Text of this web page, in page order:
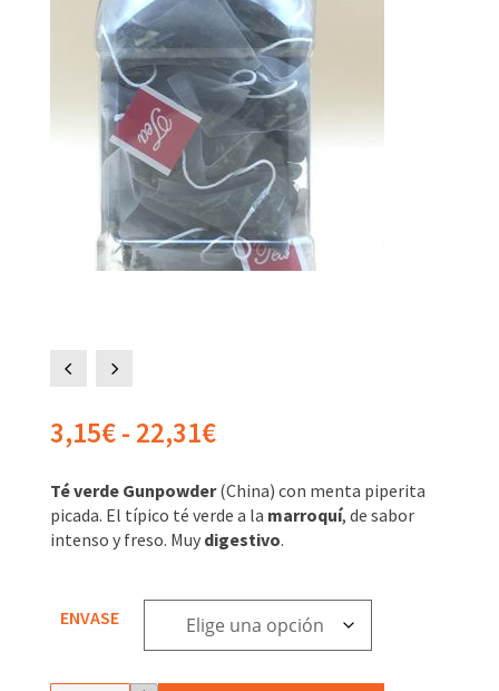
4 5
3,15€- 22,31€Rango
precios:
desde
3,15€
hasta
Té verde Gunpowder(China) con menta piperita
picada. El típico té verde a la marroquí, de sabor
intenso y freso. Muy digestivo.
ENVASE